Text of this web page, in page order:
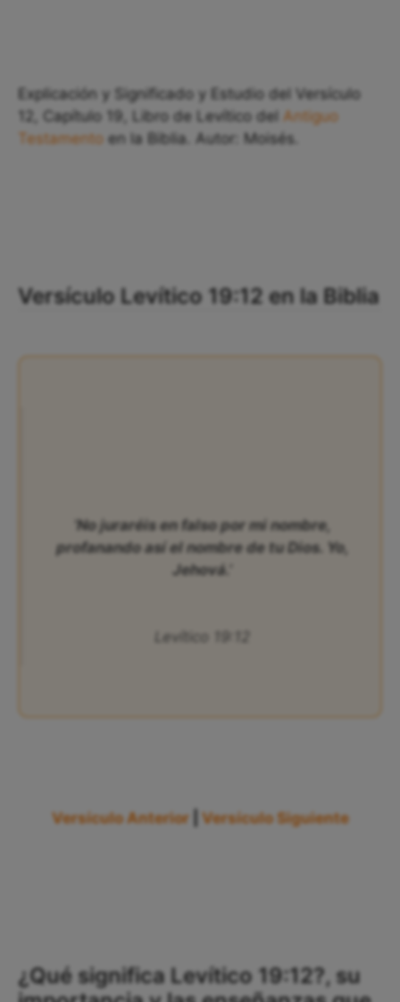
Explicación y Significado y Estudio del Versículo
12, Capítulo 19, Libro de Levítico del Antiguo
Testamento en la Biblia. Autor: Moisés.
Versículo Levítico 19:12 en la Biblia
‘No juraréis en falso por mi nombre,
profanando así el nombre de tu Dios. Yo,
Jehová.’
Levítico 19:12
Versículo Anterior Versículo Siguiente
¿Qué significa Levítico 19:12?, su